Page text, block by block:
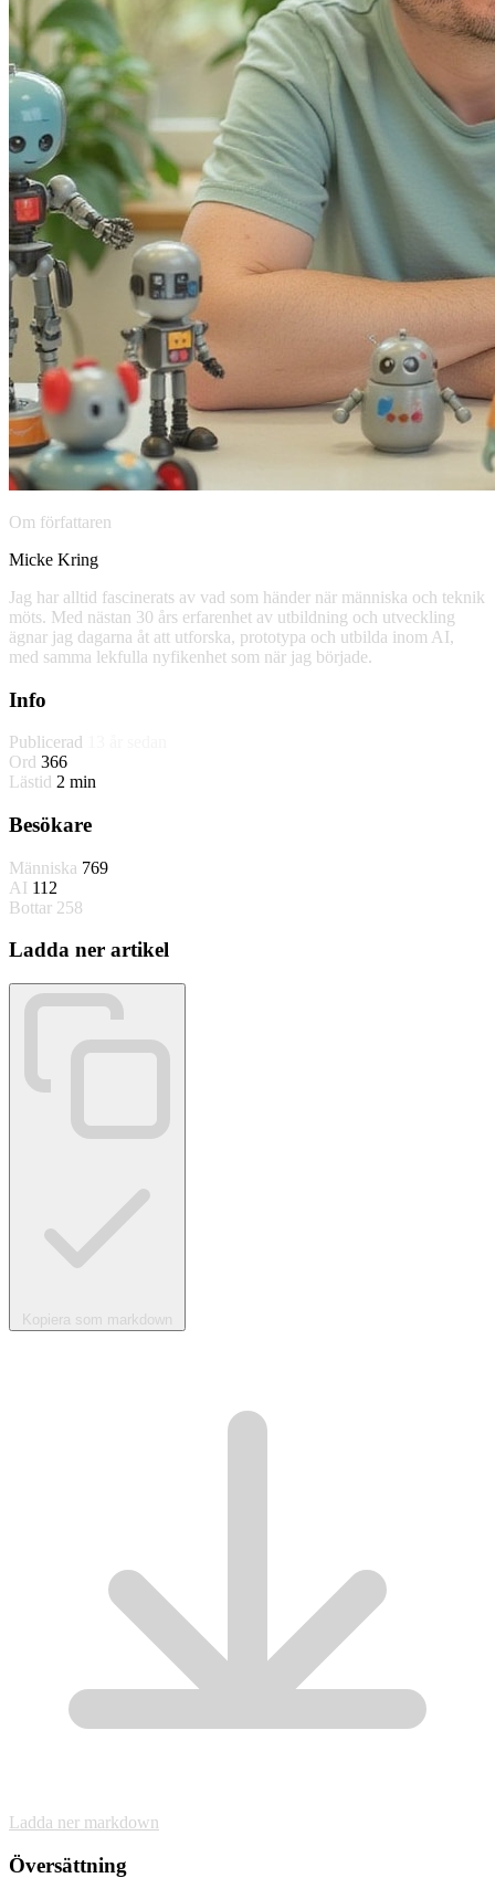
Om författaren
Micke Kring
Jag har alltid fascinerats av vad som händer när människa och teknik
möts. Med nästan 30 års erfarenhet av utbildning och utveckling
ägnar jag dagarna åt att utforska, prototypa och utbilda inom AI,
med samma lekfulla nyfikenhet som när jag började.
Info
Publicerad
Ord 366
Lästid 2 min
Besökare
Människa 769
AI 112
Bottar 258
Ladda ner artikel
Kopiera som markdown
Ladda ner markdown
Översättning